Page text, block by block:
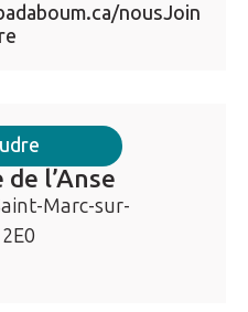
nousJoin
l’Anse
Marc-sur-